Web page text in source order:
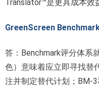
Translator™是更具成本效
GreenScreen
答：Benchmark评分体系
色）意味着应立即寻找替
注并制定替代计划；BM-